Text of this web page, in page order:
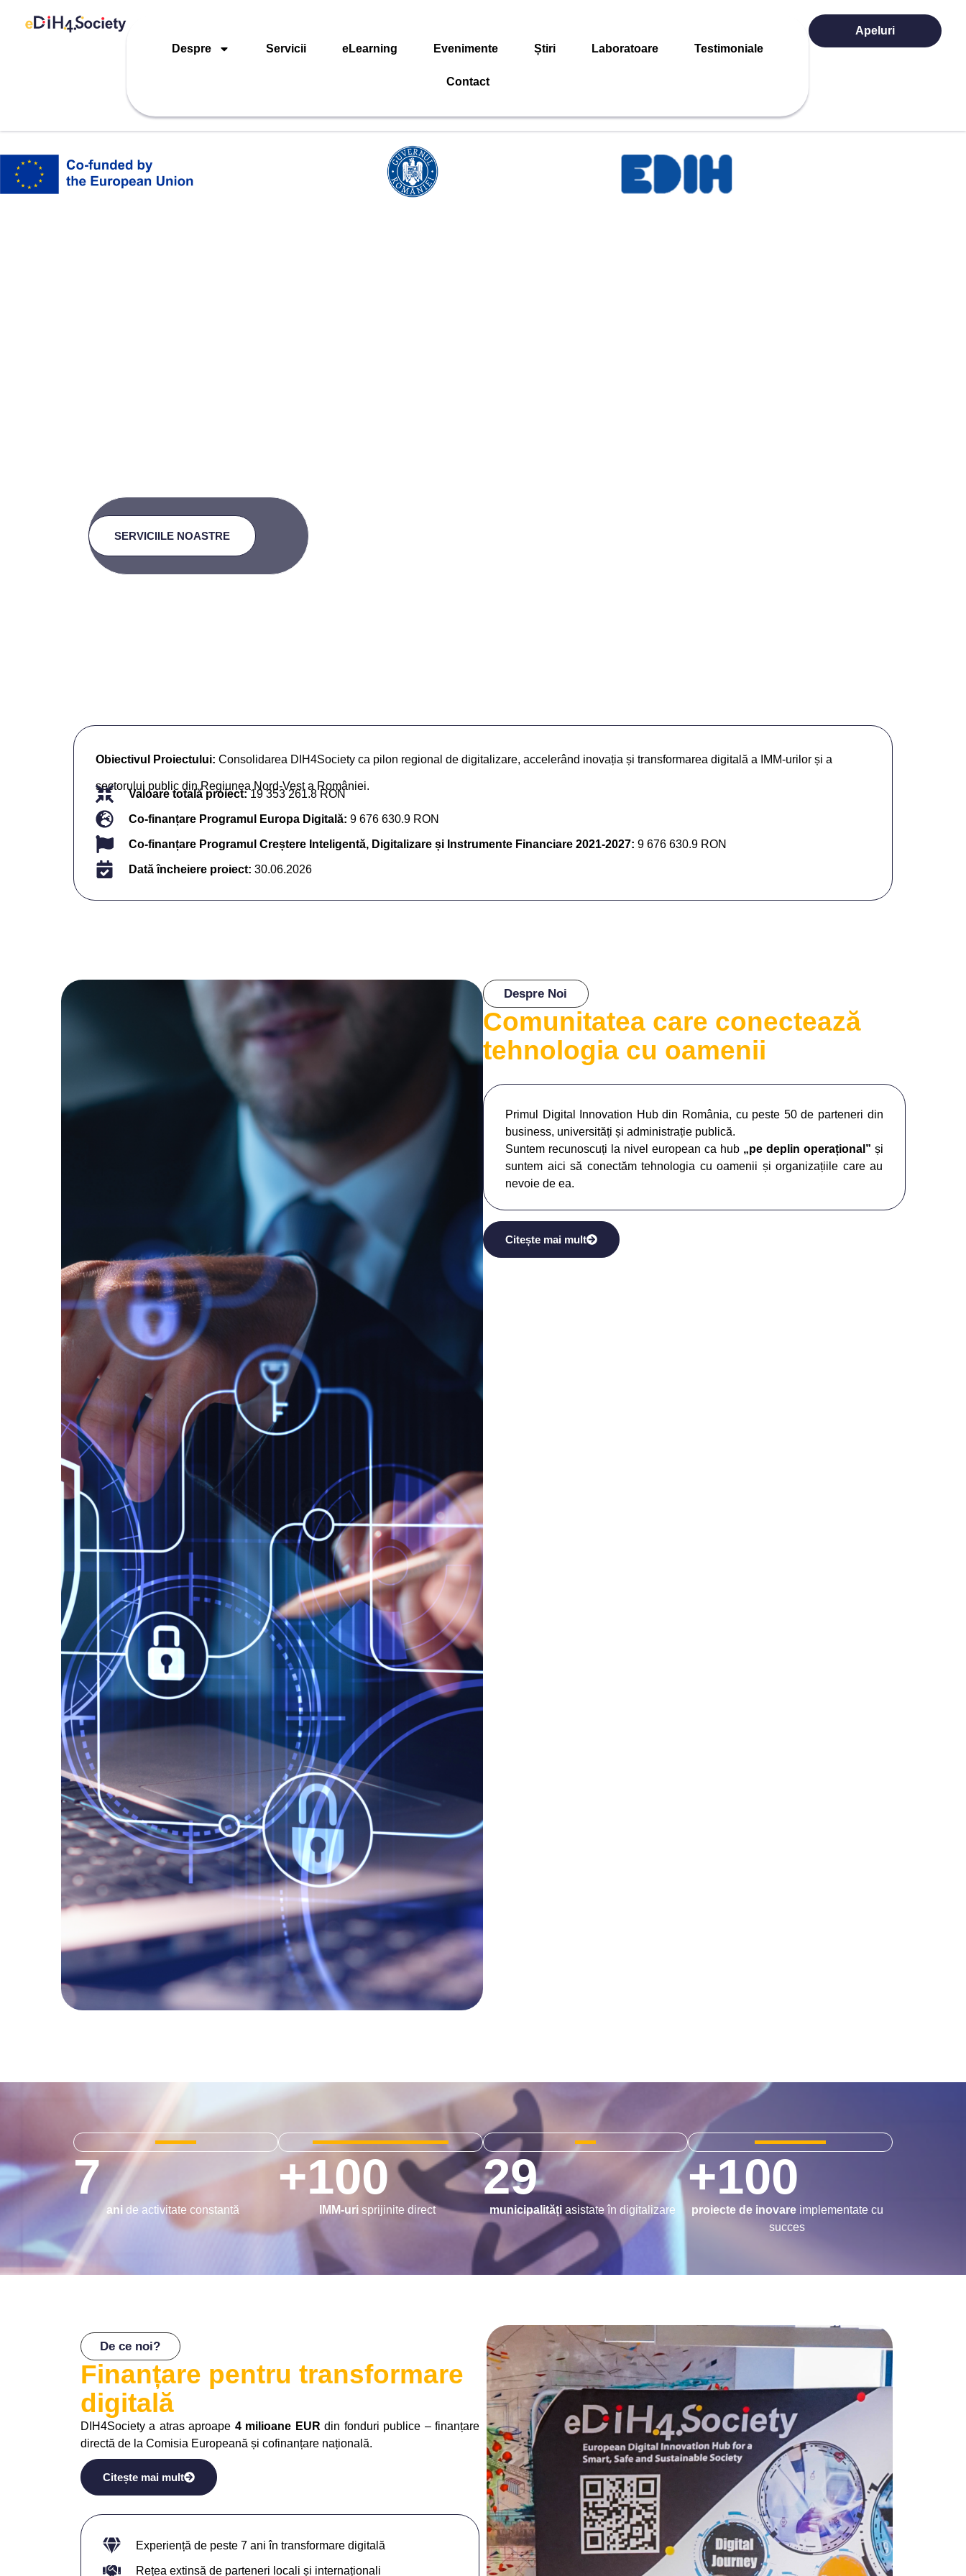
Despre Servicii eLearning Evenimente Știri Laboratoare Testimoniale
Contact
Apeluri
SERVICIILE NOASTRE
Obiectivul Proiectului: Consolidarea DIH4Society ca pilon regional de digitalizare, accelerând inovația și transformarea digitală a IMM-urilor și a
sectorului public din Regiunea Nord-Vest a României.
Valoare totală proiect:19 353 261.8 RON
Co-finanțare Programul Europa Digitală: 9 676 630.9 RON
Co-finanțare Programul Creștere Inteligentă, Digitalizare și Instrumente Financiare 2021-2027:9 676 630.9 RON
Dată încheiere proiect: 30.06.2026
Despre Noi
Comunitatea care conectează
tehnologia cu oamenii
Primul Digital Innovation Hub din România, cu peste 50 de parteneri din
business, universități și administrație publică.
Suntem recunoscuți la nivel european ca hub „pe deplin operațional” și
suntem aici să conectăm tehnologia cu oamenii și organizațiile care au
nevoie de ea.
Citește mai mult
7
anide activitate constantă
+100
IMM-uri sprijinite direct
29
municipalitățiasistate în digitalizare
+100
proiecte de inovareimplementate cu
succes
De ce noi?
Finanțare pentru transformare
digitală
DIH4Society a atras aproape 4 milioane EUR din fonduri publice – finanțare
directă de la Comisia Europeană și cofinanțare națională.
Citește mai mult
Experiență de peste 7 ani în transformare digitală
Rețea extinsă de parteneri locali și internaționali